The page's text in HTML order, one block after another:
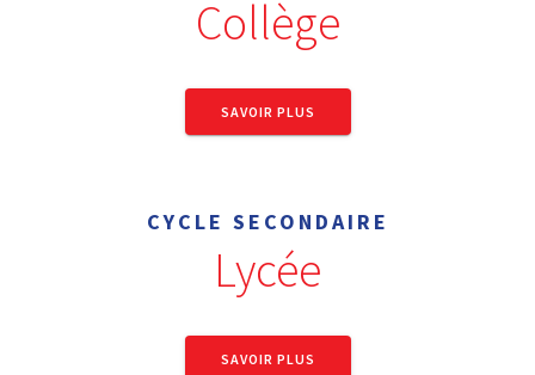
Collège
SAVOIR PLUS
CYCLE SECONDAIRE
Lycée
SAVOIR PLUS